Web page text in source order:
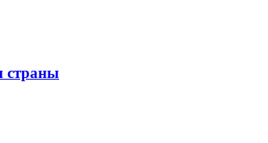
страны